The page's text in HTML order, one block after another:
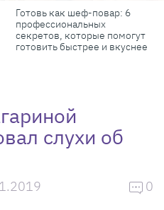
Готовь как шеф-повар: 6
профессиональных
секретов, которые помогут
готовить быстрее и вкуснее
слухи об
0